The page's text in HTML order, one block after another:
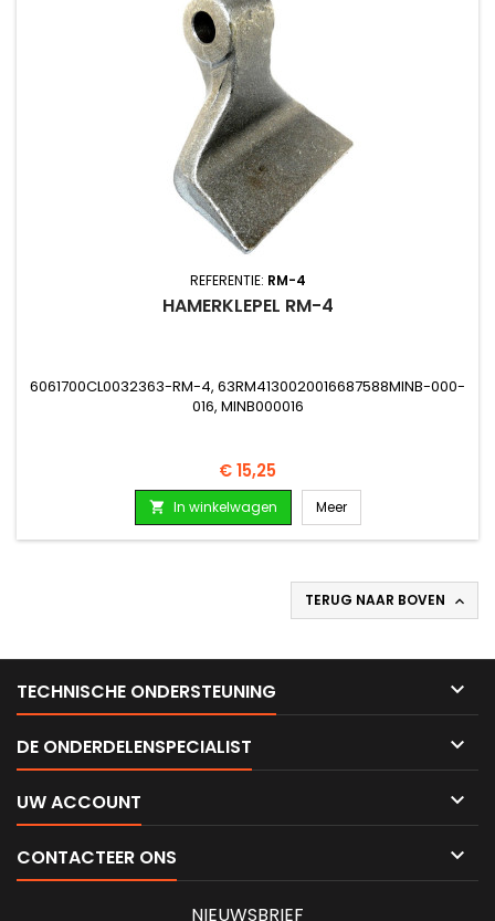
REFERENTIE: RM-4
HAMERKLEPEL RM-4
6061700CL0032363-RM-4, 63RM4130020016687588MINB-000-
016, MINB000016
Prijs
€ 15,25
 In winkelwagen Meer
TERUG NAAR BOVEN 
TECHNISCHE ONDERSTEUNING 
DE ONDERDELENSPECIALIST 
UW ACCOUNT 
CONTACTEER ONS 
NIEUWSBRIEF